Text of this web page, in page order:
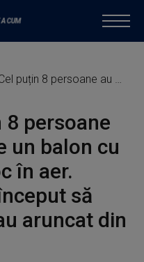
8 persoane au murit, după ce un balon cu aer cald a luat foc în aer. "Când balonul a început să ardă, oamenii s-au aruncat din el"
8 persoane
un balon cu
în aer.
să
aruncat din